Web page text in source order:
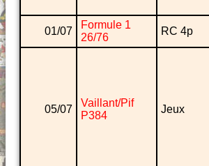
01/07
Formule 1
26/76
RC 4p
05/07
Vaillant/Pif
P384
Jeux